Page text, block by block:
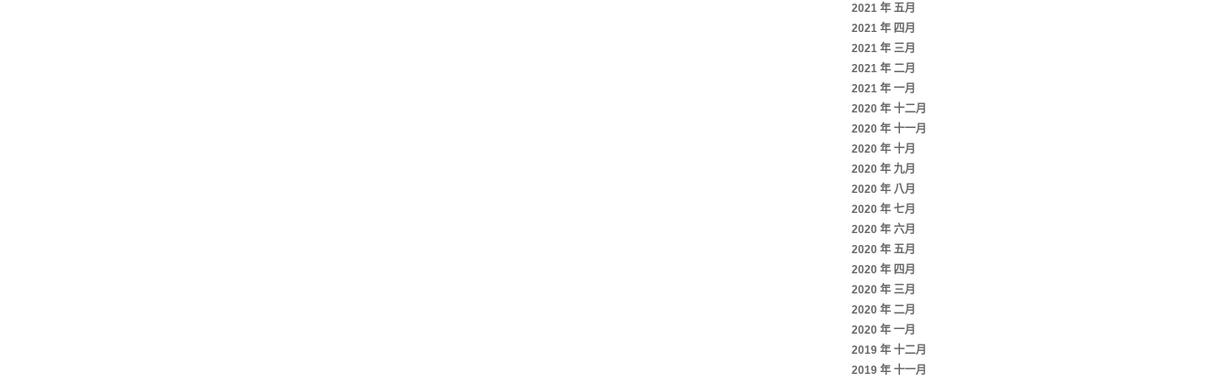
2021 年 五月
2021 年 四月
2021 年 三月
2021 年 二月
2021 年 一月
2020 年 十二月
2020 年 十一月
2020 年 十月
2020 年 九月
2020 年 八月
2020 年 七月
2020 年 六月
2020 年 五月
2020 年 四月
2020 年 三月
2020 年 二月
2020 年 一月
2019 年 十二月
2019 年 十一月